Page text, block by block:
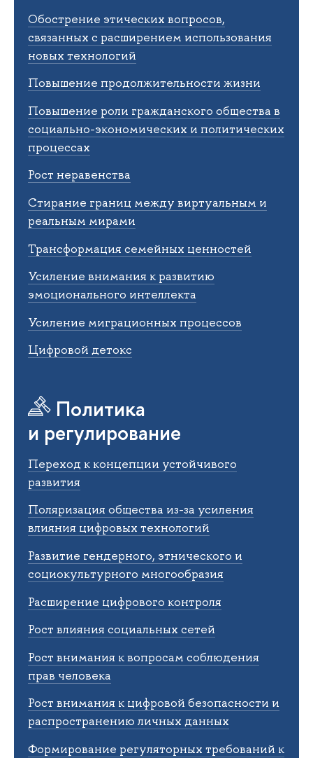
Обострение этических вопросов,
связанных с расширением использования
новых технологий
Повышение продолжительности жизни
Повышение роли гражданского общества в
социально-экономических и политических
процессах
Рост неравенства
Стирание границ между виртуальным и
реальным мирами
Трансформация семейных ценностей
Усиление внимания к развитию
эмоционального интеллекта
Усиление миграционных процессов
Цифровой детокс
Политика
и регулирование
Переход к концепции устойчивого
развития
Поляризация общества из-за усиления
влияния цифровых технологий
Развитие гендерного, этнического и
социокультурного многообразия
Расширение цифрового контроля
Рост влияния социальных сетей
Рост внимания к вопросам соблюдения
прав человека
Рост внимания к цифровой безопасности и
распространению личных данных
Формирование регуляторных требований к